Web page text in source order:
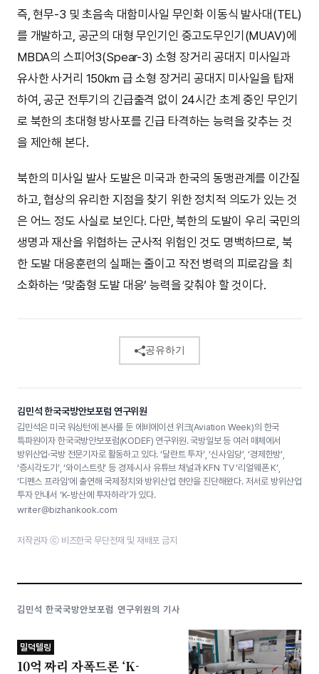
즉, 현무-3 및 초음속 대함미사일 무인화 이동식 발사대(TEL)
를 개발하고, 공군의 대형 무인기인 중고도무인기(MUAV)에
MBDA의 스피어3(Spear-3) 소형 장거리 공대지 미사일과
유사한 사거리 150km 급 소형 장거리 공대지 미사일을 탑재
하여, 공군 전투기의 긴급출격 없이 24시간 초계 중인 무인기
로 북한의 초대형 방사포를 긴급 타격하는 능력을 갖추는 것
을 제안해 본다.
북한의 미사일 발사 도발은 미국과 한국의 동맹관계를 이간질
하고, 협상의 유리한 지점을 찾기 위한 정치적 의도가 있는 것
은 어느 정도 사실로 보인다. 다만, 북한의 도발이 우리 국민의
생명과 재산을 위협하는 군사적 위험인 것도 명백하므로, 북
한 도발 대응훈련의 실패는 줄이고 작전 병력의 피로감을 최
소화하는 ‘맞춤형 도발 대응’ 능력을 갖춰야 할 것이다.
공유하기
김민석 한국국방안보포럼 연구위원
김민석은 미국 워싱턴에 본사를 둔 에비에이션 위크(Aviation Week)의 한국
특파원이자 한국국방안보포럼(KODEF) 연구위원. 국방일보 등 여러 매체에서
방위산업·국방 전문기자로 활동하고 있다. ‘달란트 투자’, ‘신사임당’, ‘경제한방’,
‘증시각도기’, ‘와이스트릿’ 등 경제·시사 유튜브 채널과 KFN TV ‘리얼웨폰 K’,
‘디펜스 프라임’에 출연해 국제정치와 방위산업 현안을 진단해왔다. 저서로 방위산업
투자 안내서 ‘K-방산에 투자하라’가 있다.
writer@bizhankook.com
저작권자 ⓒ 비즈한국 무단전재 및 재배포 금지
김민석 한국국방안보포럼 연구위원의 기사
밀덕텔링
10억 짜리 자폭드론 ‘K-